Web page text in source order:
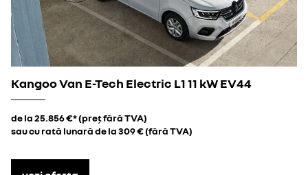
Kangoo Van E-Tech Electric L1 11 kW EV44
de la 25.856 €* (preț fără TVA)
sau cu rată lunară de la 309 € (fără TVA)